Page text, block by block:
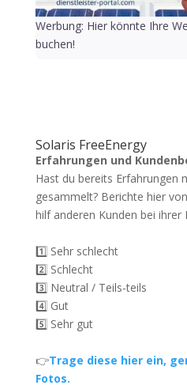
Werbung: Hier könnte Ihre
buchen!
Solaris FreeEnergy
Erfahrungen und
Hast du bereits Erfahrungen
gesammelt? Berichte hier
hilf anderen Kunden bei ihrer
1️⃣ Sehr schlecht
2️⃣ Schlecht
3️⃣ Neutral / Teils-teils
4️⃣ Gut
5️⃣ Sehr gut
👉Trage diese hier ein,
Fotos.